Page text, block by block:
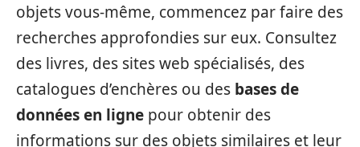
objets vous-même, commencez par faire des
recherches approfondies sur eux. Consultez
des livres, des sites web spécialisés, des
catalogues d’enchères ou des bases de
données en ligne pour obtenir des
informations sur des objets similaires et leur